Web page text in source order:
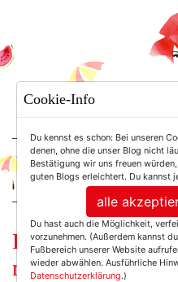
For
Frauen ab 40:
mit Maren
Cookie-Info
Du kennst es schon: Bei unseren
denen, ohne die unser Blog nicht
Bestätigung wir uns freuen
guten Blogs erleichtert. Du kannst
alle
Du hast auch die Möglichkeit,
vorzunehmen. (Außerdem kannst
Fußbereich unserer Website
wieder abwählen. Ausführliche
Datenschutzerklärung.)